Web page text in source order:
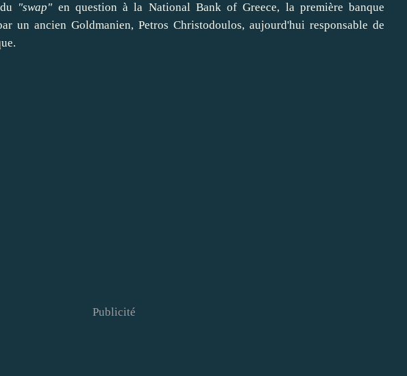
"swap" en question à la National Bankof Greece, la première banque
un ancien Goldmanien, Petros Christodoulos, aujourd'hui responsable de
Publicité